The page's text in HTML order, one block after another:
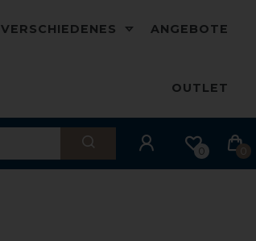
VERSCHIEDENES ANGEBOTE
OUTLET
0 0